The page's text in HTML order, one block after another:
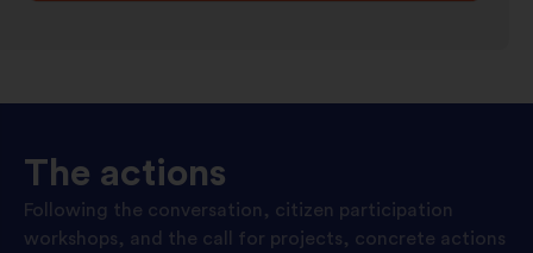
The actions
Following the conversation, citizen participation
workshops, and the call for projects, concrete actions